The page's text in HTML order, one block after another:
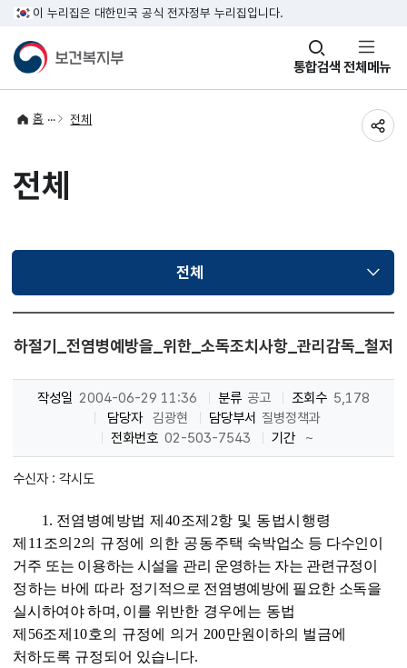
이 누리집은 대한민국 공식 전자정부 누리집입니다.
통합검색
창
열기 전체메뉴
홈 전체
전체
전체선택됨
하절기_전염병예방을_위한_소독조치사항_관리감독_철저
작성일 2004-06-29 11:36 분류 공고 조회수 5,178
담당자 김광현 담당부서 질병정책과
전화번호 02-503-7543 기간 ~
수신자 : 각시도
1. 전 염병예방법 제40조제2항 및 동법시행령
제11조의2의 규정에 의 한 공동주택 숙박업소 등 다수인이
거주 또는 이 용하는 시 설을 관리 운영하는 자는 관련규정이
정하는 바에
따라 정기적으로 전염병예방에 필요한 소독을
실시하여야 하며, 이를 위 반한 경우에는 동법
제56조제10호의 규정에 의거 200만원 이하의 벌금에
처하도록 규정되어 있습니다.